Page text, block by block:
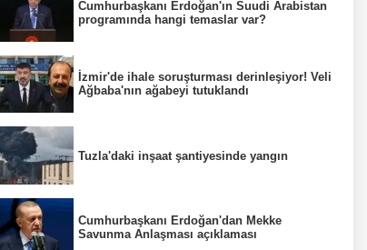
Cumhurbaşkanı Erdoğan'ın Suudi Arabistan
programında hangi temaslar var?
İzmir'de ihale soruşturması derinleşiyor! Veli
Ağbaba'nın ağabeyi tutuklandı
Tuzla'daki inşaat şantiyesinde yangın
Cumhurbaşkanı Erdoğan'dan Mekke
Savunma Anlaşması açıklaması